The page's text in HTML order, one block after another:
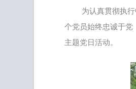
为认真贯彻执
个党员始终忠诚于
主题党日活动。